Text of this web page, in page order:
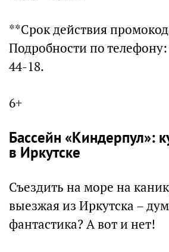
**Срок действия
Подробности по телефону:
44-18.
6+
Бассейн «Киндерпул»:
в Иркутске
Съездить на море на
выезжая из Иркутска –
фантастика? А вот и нет!